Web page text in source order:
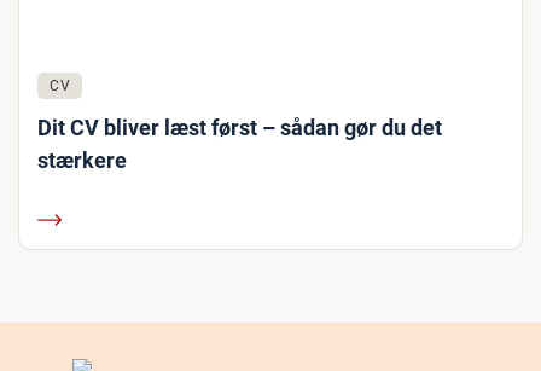
CV
Dit CV bliver læst først – sådan gør du det
stærkere